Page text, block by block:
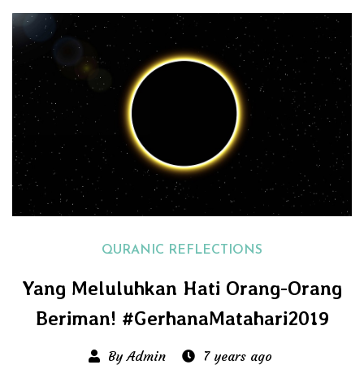
QURANIC REFLECTIONS
Yang Meluluhkan Hati Orang-Orang
Beriman! #GerhanaMatahari2019
By Admin 7 years ago